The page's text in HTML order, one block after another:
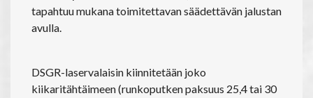
tapahtuu mukana toimitettavan säädettävän jalustan
avulla.
DSGR-laservalaisin kiinnitetään joko
kiikaritähtäimeen (runkoputken paksuus 25,4 tai 30